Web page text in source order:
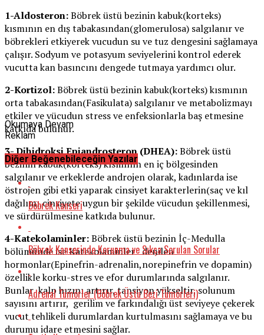
1-Aldosteron:Böbrek üstü bezinin kabuk(korteks)
kısmının en dış tabakasından(glomerulosa) salgılanır ve
böbrekleri etkiyerek vucudun su ve tuz dengesini sağlamaya
çalışır. Sodyum ve potasyum seviyelerini kontrol ederek
vucutta kan basıncını dengede tutmaya yardımcı olur.
2-Kortizol:Böbrek üstü bezinin kabuk(korteks) kısmının
orta tabakasından(Fasikulata) salgılanır ve metabolizmayı
etkiler ve vücudun stress ve enfeksionlarla baş etmesine
katkıda bulunur.
3- Dihidroksi Epiandrosteron (DHEA):Böbrek üstü
bezinin kabuk(korteks) kısmının en iç bölgesinden
salgılanır ve erkeklerde androjen olarak, kadınlarda ise
östrojen gibi etki yaparak cinsiyet karakterlerin(saç ve kıl
dağılımı,cinsiyete uygun bir şekilde vücudun şekillenmesi,
ve sürdürülmesine katkıda bulunur.
4-Katekolaminler:Böbrek üstü bezinin İç-Medulla
bölümünde ise Katekolaminler denilen
hormonlar(Epinefrin-adrenalin,norepinefrin ve dopamin)
özellikle korku-stres ve efor durumlarında salgılanır.
Bunlar kalp hızını artırır, tansiyon yükseltir, solunum
sayısını artırır, gerilim ve farkındalığı üst seviyeye çekerek
vucut tehlikeli durumlardan kurtulmasını sağlamaya ve bu
durumu idare etmesini sağlar.
Okumaya Devam
Reklam
Diğer Beğenebileceğin Yazılar
Böbrek Kanseri
Böbrek Kanserinde Korunma ve Sıkça Sorulan Sorular
Adrenal Tümörler (Böbrek Üstü Bezi Tümörleri)